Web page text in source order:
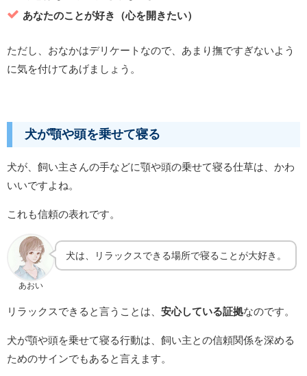
あなたのことが好き（心を開きたい）
ただし、おなかはデリケートなので、あまり撫ですぎないよう
に気を付けてあげましょう。
犬が顎や頭を乗せて寝る
犬が、飼い主さんの手などに顎や頭の乗せて寝る仕草は、 かわ
いいですよね。
これも信頼の表れです。
あおい
犬は、リラックスできる場所で寝ることが大好き。
リラックスできると言うことは、 安心している証拠なのです。
犬が顎や頭を乗せて寝る行動は、飼い主との信頼関係を深める
ためのサインでもあると言えます。